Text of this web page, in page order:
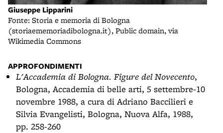
Giuseppe Lipparini
Fonte: Storia e memoria di Bologna
(storiaememoriadibologna.it), Public domain, via
Wikimedia Commons
APPROFONDIMENTI
L'Accademia di Bologna. Figure del Novecento,
Bologna, Accademia di belle arti, 5 settembre-10
novembre 1988, a cura di Adriano Baccilieri e
Silvia Evangelisti, Bologna, Nuova Alfa, 1988,
pp. 258-260